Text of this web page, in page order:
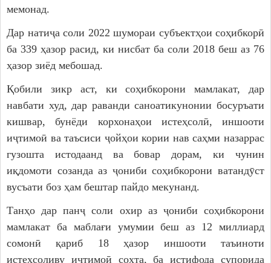
мемонад.
Дар натиҷа соли 2022 шумораи субъектҳои соҳибкорӣ
ба 339 ҳазор расид, ки нисбат ба соли 2018 беш аз 76
ҳазор зиёд мебошад.
Қобили зикр аст, ки соҳибкорони мамлакат, дар
навбати худ, дар раванди саноатикунонии босуръати
кишвар, бунёди корхонаҳои истеҳсолӣ, иншооти
иҷтимоӣ ва таъсиси ҷойҳои кории нав саҳми назаррас
гузошта истодаанд ва бовар дорам, ки чунин
иқдомоти созанда аз ҷониби соҳибкорони ватандӯст
вусъати боз ҳам бештар пайдо мекунанд.
Танҳо дар панҷ соли охир аз ҷониби соҳибкорони
мамлакат ба маблағи умумии беш аз 12 миллиард
сомонӣ қариб 18 ҳазор иншооти таъиноти
истеҳсоливу иҷтимоӣ сохта, ба истифода супорида